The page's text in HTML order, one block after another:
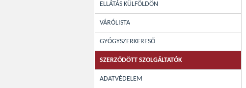
ELLÁTÁS KÜLFÖLDÖN
VÁRÓLISTA
GYÓGYSZERKERESŐ
SZERZŐDÖTT SZOLGÁLTATÓK
ADATVÉDELEM